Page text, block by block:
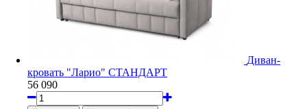
Диван-
кровать "Ларио" СТАНДАРТ
56 090